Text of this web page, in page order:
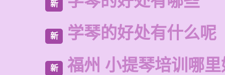
新
新 学琴的好处有什么呢
新 福州 小提琴培训哪